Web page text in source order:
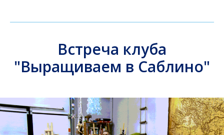
Встреча клуба
"Выращиваем в Саблино"